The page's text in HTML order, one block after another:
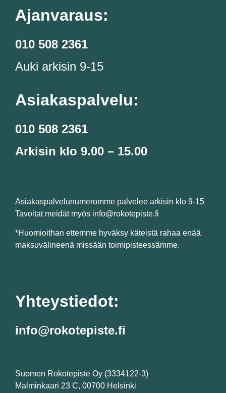
Ajanvaraus:
010 508 2361
Auki arkisin 9-15
Asiakaspalvelu:
010 508 2361
Arkisin klo 9.00 – 15.00
Asiakaspalvelunumeromme palvelee arkisin klo 9-15
Tavoitat meidät myös info@rokotepiste.fi
*Huomioithan ettemme hyväksy käteistä rahaa enää
maksuvälineenä missään toimipisteessämme.
Yhteystiedot:
info@rokotepiste.fi
Suomen Rokotepiste Oy (3334122-3)
Malminkaari 23 C, 00700 Helsinki